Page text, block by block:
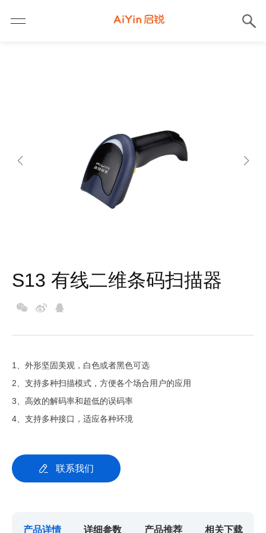
S13 有线二维条码扫描器
1、外形坚固美观，白色或者黑色可选
2、支持多种扫描模式，方便各个场合用户的应用
3、高效的解码率和超低的误码率
4、支持多种接口，适应各种环境
联系我们
产品详情 详细参数 产品推荐 相关下载